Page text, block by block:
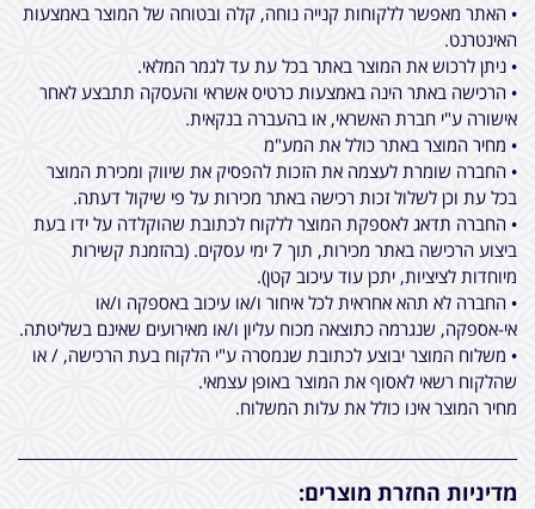
• האתר מאפשר ללקוחות קנייה נוחה, קלה ובטוחה של המוצר באמצעות
האינטרנט.
• ניתן לרכוש את המוצר באתר בכל עת עד לגמר המלאי.
• הרכישה באתר הינה באמצעות כרטיס אשראי והעסקה תתבצע לאחר
אישורה ע"י חברת האשראי, או בהעברה בנקאית.
• מחיר המוצר באתר כולל את המע"מ
• החברה שומרת לעצמה את הזכות להפסיק את שיווק ומכירת המוצר
בכל עת וכן לשלול זכות רכישה באתר מכירות על פי שיקול דעתה.
• החברה תדאג לאספקת המוצר ללקוח לכתובת שהוקלדה על ידו בעת
ביצוע הרכישה באתר מכירות, תוך 7 ימי עסקים. (בהזמנת קשירות
מיוחדות לציציות, יתכן עוד עיכוב קטן).
• החברה לא תהא אחראית לכל איחור ו/או עיכוב באספקה ו/או
אי-אספקה, שנגרמה כתוצאה מכוח עליון ו/או מאירועים שאינם בשליטתה.
• משלוח המוצר יבוצע לכתובת שנמסרה ע"י הלקוח בעת הרכישה, / או
שהלקוח רשאי לאסוף את המוצר באופן עצמאי.
מחיר המוצר אינו כולל את עלות המשלוח.
מדיניות החזרת מוצרים: